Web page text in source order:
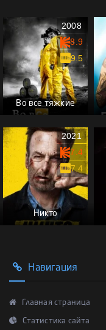
Во все тяжкие
2008
8.9
9.5
Никто
2021
7.4
7.4
Навигация
Главная страница
Статистика сайта